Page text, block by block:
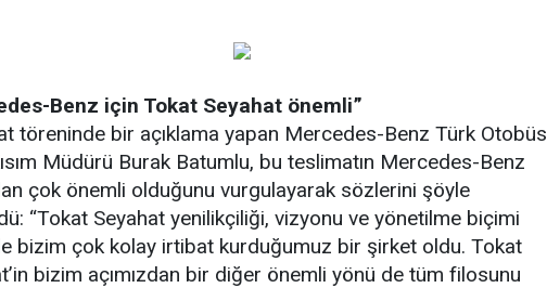
Benz için Tokat Seyahat önemli”
töreninde bir açıklama yapan Mercedes-Benz Türk Otobüs
Müdürü Burak Batumlu, bu teslimatın Mercedes-Benz
çok önemli olduğunu vurgulayarak sözlerini şöyle
“Tokat Seyahat yenilikçiliği, vizyonu ve yönetilme biçimi
bizim çok kolay irtibat kurduğumuz bir şirket oldu. Tokat
bizim açımızdan bir diğer önemli yönü de tüm filosunu